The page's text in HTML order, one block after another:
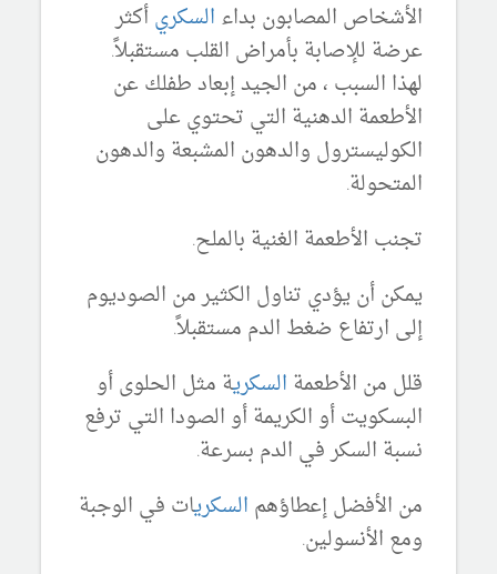
الأشخاص المصابون بداء السكريأكثر
عرضة للإصابة بأمراض القلب مستقبلاً.
لهذا السبب ، من الجيد إبعاد طفلك عن
الأطعمة الدهنية التي تحتوي على
الكوليسترول والدهون المشبعة والدهون
المتحولة.
تجنب الأطعمة الغنية بالملح.
يمكن أن يؤدي تناول الكثير من الصوديوم
إلى ارتفاع ضغط الدم مستقبلاً.
قلل من الأطعمة السكرية مثل الحلوى أو
البسكويت أو الكريمة أو الصودا التي ترفع
نسبة السكر في الدم بسرعة.
من الأفضل إعطاؤهم السكريات في الوجبة
ومع الأنسولين.